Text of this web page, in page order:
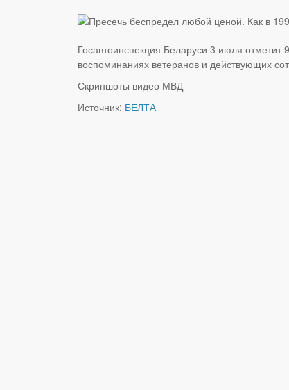
Госавтоинспекция Беларуси 3 июля
воспоминаниях ветеранов и действующих
Скриншоты видео МВД
Источник: БЕЛТА